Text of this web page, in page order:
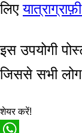
लिए
इस उपयोगी
जिससे सभी
शेयर करें!